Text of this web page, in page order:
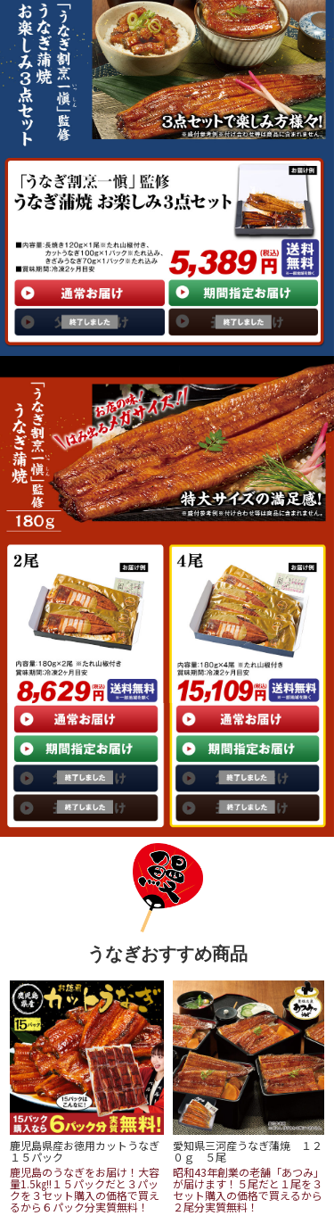
うなぎおすすめ商品
鹿児島県産お徳用カットうなぎ
１５パック
鹿児島のうなぎをお届け！大容
量1.5㎏!!１５パックだと３パッ
クを３セット購入の価格で買え
るから６パック分実質無料！
愛知県三河産うなぎ蒲焼 １２
０ｇ ５尾
昭和43年創業の老舗「あつみ」
が届けます！５尾だと１尾を３
セット購入の価格で買えるから
２尾分実質無料！